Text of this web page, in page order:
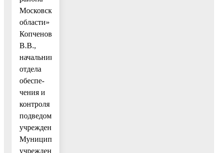
Московской
области»
Копченову
В.В.,
начальнику
отдела
обеспе-
чения и
контроля
подведомственных
учреждений
Муниципального
учреждения